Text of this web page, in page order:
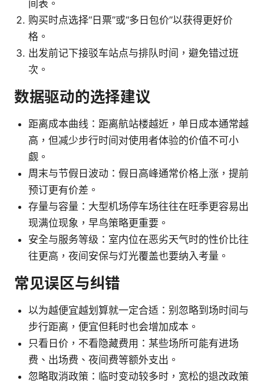
间表。
购买时点选择“日票”或“多日包价”以获得更好价
格。
出发前记下接驳车站点与排队时间，避免错过班
次。
数据驱动的选择建议
距离成本曲线：距离航站楼越近，单日成本通常越
高，但减少步行时间对使用者体验的价值不可小
觑。
周末与节假日波动：假日高峰通常价格上涨，提前
预订更有价差。
存量与容量：大型机场停车场往往在旺季更容易出
现满位现象，早鸟策略更重要。
安全与服务等级：室内位在恶劣天气时的性价比往
往更高，夜间安保与灯光覆盖也要纳入考量。
常见误区与纠错
以为越便宜越划算就一定合适：别忽略到场时间与
步行距离，便宜但耗时也会增加成本。
只看日价，不看隐藏费用：某些场所可能有进场
费、出场费、夜间费等额外支出。
忽略取消政策：临时变动较多时，宽松的退改政策